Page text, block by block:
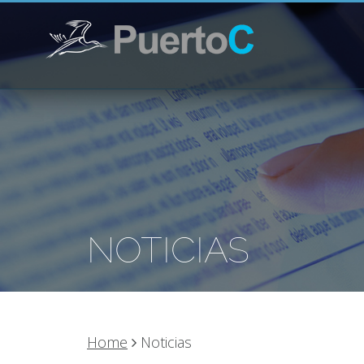
NOTICIAS
Home Noticias